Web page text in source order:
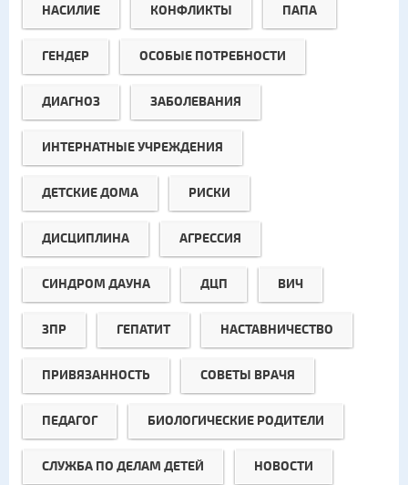
НАСИЛИЕ КОНФЛИКТЫ ПАПА
ГЕНДЕР ОСОБЫЕ ПОТРЕБНОСТИ
ДИАГНОЗ ЗАБОЛЕВАНИЯ
ИНТЕРНАТНЫЕ УЧРЕЖДЕНИЯ
ДЕТСКИЕ ДОМА РИСКИ
ДИСЦИПЛИНА АГРЕССИЯ
СИНДРОМ ДАУНА ДЦП ВИЧ
ЗПР ГЕПАТИТ НАСТАВНИЧЕСТВО
ПРИВЯЗАННОСТЬ СОВЕТЫ ВРАЧЯ
ПЕДАГОГ БИОЛОГИЧЕСКИЕ РОДИТЕЛИ
СЛУЖБА ПО ДЕЛАМ ДЕТЕЙ НОВОСТИ